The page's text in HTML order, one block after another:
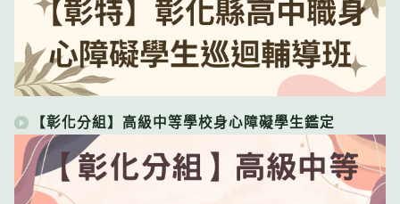
【彰化分組】高級中等學校身心障礙學生鑑定